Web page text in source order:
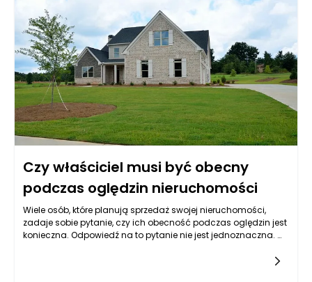
Czy właściciel musi być obecny
podczas oględzin nieruchomości
Wiele osób, które planują sprzedaż swojej nieruchomości,
zadaje sobie pytanie, czy ich obecność podczas oględzin jest
konieczna. Odpowiedź na to pytanie nie jest jednoznaczna. W